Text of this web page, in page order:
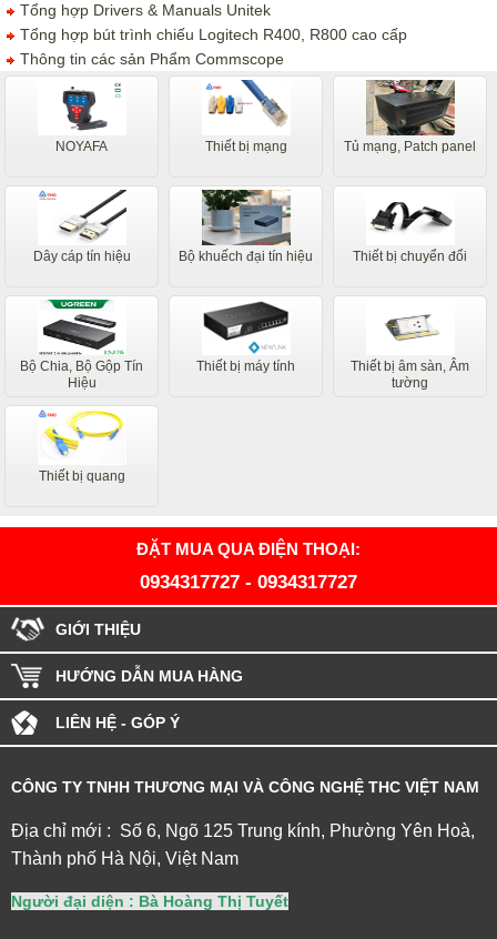
Tổng hợp Drivers & Manuals Unitek
Tổng hợp bút trình chiếu Logitech R400, R800 cao cấp
Thông tin các sản Phẩm Commscope
NOYAFA Thiết bị mạng Tủ mạng, Patch panel
Dây cáp tín hiệu Bộ khuếch đại tín hiệu Thiết bị chuyển đổi
Bộ Chia, Bộ Gộp Tín
Hiệu
Thiết bị máy tính
Thiết bị âm sàn, Âm
tường
Thiết bị quang
ĐẶT MUA QUA ĐIỆN THOẠI:
0934317727 - 0934317727
GIỚI THIỆU
HƯỚNG DẪN MUA HÀNG
LIÊN HỆ - GÓP Ý
CÔNG TY TNHH THƯƠNG MẠI VÀ CÔNG NGHỆ THC VIỆT NAM
Địa chỉ mới : Số 6, Ngõ 125 Trung kính, Phường Yên Hoà,
Thành phố Hà Nội, Việt Nam
Người đại diện : Bà Hoàng Thị Tuyết